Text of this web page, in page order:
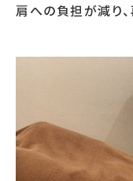
肩への負担が減り